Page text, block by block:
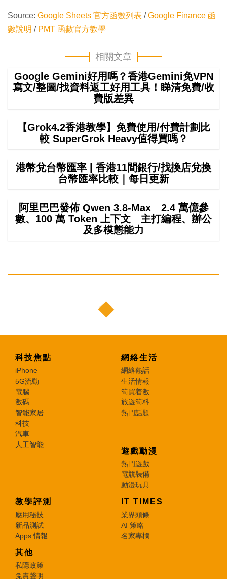
Source: Google Sheets 官方函數列表 /Google Finance 函
數說明 / PMT 函數官方教學
相關文章
Google Gemini好用嗎？香港Gemini免VPN
寫文/整圖/找資料返工好用工具！睇清免費/收
費版差異
【Grok4.2香港教學】免費使用/付費計劃比
較 SuperGrok Heavy值得買嗎？
港幣兌台幣匯率 | 香港11間銀行/找換店兌換
台幣匯率比較｜每日更新
阿里巴巴發佈 Qwen 3.8-Max 2.4 萬億參
數、100 萬 Token 上下文 主打編程、辦公
及多模態能力
科技焦點
iPhone
5G流動
電腦
數碼
智能家居
科技
汽車
人工智能
網絡生活
網絡熱話
生活情報
筍買着數
旅遊筍料
熱門話題
遊戲動漫
熱門遊戲
電競裝備
動漫玩具
教學評測
應用秘技
新品測試
Apps 情報
IT TIMES
業界頭條
AI 策略
名家專欄
其他
私隱政策
免責聲明